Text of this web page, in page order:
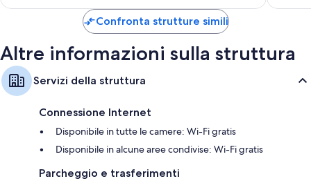
118 €
Confronta strutture simili
Altre informazioni sulla struttura
Servizi della struttura
Connessione Internet
Disponibile in tutte le camere: Wi-Fi gratis
Disponibile in alcune aree condivise: Wi-Fi gratis
Parcheggio e trasferimenti